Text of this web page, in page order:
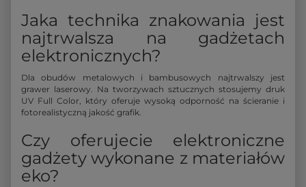
Jaka technika znakowania jest
najtrwalsza na gadżetach
elektronicznych?
Dla obudów metalowych i bambusowych najtrwalszy jest
grawer laserowy. Na tworzywach sztucznych stosujemy druk
UV Full Color, który oferuje wysoką odporność na ścieranie i
fotorealistyczną jakość grafik.
Czy oferujecie elektroniczne
gadżety wykonane z materiałów
eko?